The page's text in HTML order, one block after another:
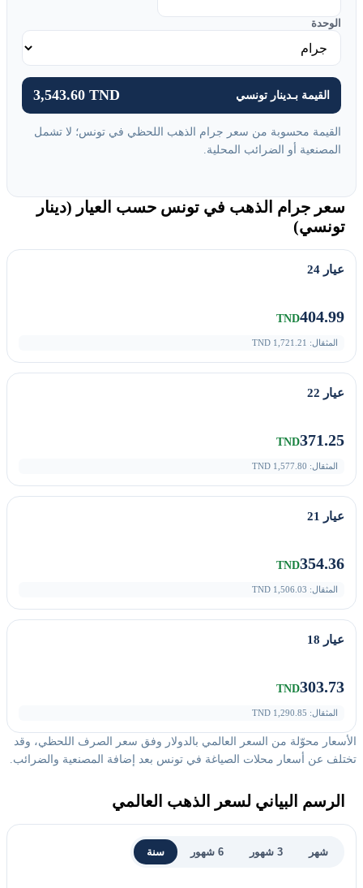
الوحدة
القيمة بـدينار تونسي 3,543.60 TND
القيمة محسوبة من سعر جرام الذهب اللحظي في تونس؛ لا تشمل
المصنعية أو الضرائب المحلية.
سعر جرام الذهب في تونس حسب العيار (دينار
تونسي)
عيار 24
404.99
TND
المثقال: 1,721.21
عيار 22
371.25
TND
المثقال: 1,577.80
عيار 21
354.36
TND
المثقال: 1,506.03
عيار 18
303.73
TND
المثقال: 1,290.85
الأسعار محوّلة من السعر العالمي بالدولار وفق سعر الصرف اللحظي، وقد
تختلف عن أسعار محلات الصياغة في تونس بعد إضافة المصنعية والضرائب.
الرسم البياني لسعر الذهب العالمي
شهر 3 شهور 6 شهور سنة